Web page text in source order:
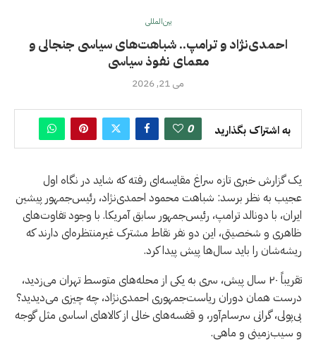
بین‌المللی
احمدی‌نژاد و ترامپ.. شباهت‌های سیاسی جنجالی و
معمای نفوذ سیاسی
می 21, 2026
به اشتراک بگذارید 0
یک گزارش خبری تازه سراغ مقایسه‌ای رفته که شاید در نگاه اول
عجیب به نظر برسد: شباهت محمود احمدی‌نژاد، رئیس‌جمهور پیشین
ایران، با دونالد ترامپ، رئیس‌جمهور سابق آمریکا. با وجود تفاوت‌های
ظاهری و شخصیتی، این دو نفر نقاط مشترک غیرمنتظره‌ای دارند که
ریشه‌شان را باید سال‌ها پیش پیدا کرد.
تقریباً ۲۰ سال پیش، سری به یکی از محله‌های متوسط تهران می‌زدید،
درست همان دوران ریاست‌جمهوری احمدی‌نژاد، چه چیزی می‌دیدید؟
بی‌پولی، گرانی سرسام‌آور، و قفسه‌های خالی از کالاهای اساسی مثل گوجه
و سیب‌زمینی و ماهی.